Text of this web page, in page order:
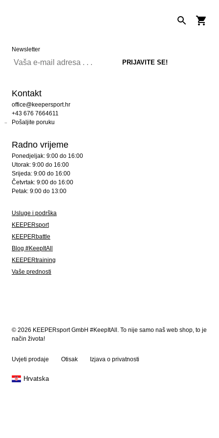
Newsletter
Kontakt
office@keepersport.hr
+43 676 7664611
Pošaljite poruku
Radno vrijeme
Ponedjeljak: 9:00 do 16:00
Utorak: 9:00 do 16:00
Srijeda: 9:00 do 16:00
Četvrtak: 9:00 do 16:00
Petak: 9:00 do 13:00
Usluge i podrška
KEEPERsport
KEEPERbattle
Blog #KeepItAll
KEEPERtraining
Vaše prednosti
© 2026 KEEPERsport GmbH #KeepItAll. To nije samo naš web shop, to je
način života!
Uvjeti prodaje Otisak Izjava o privatnosti
Hrvatska